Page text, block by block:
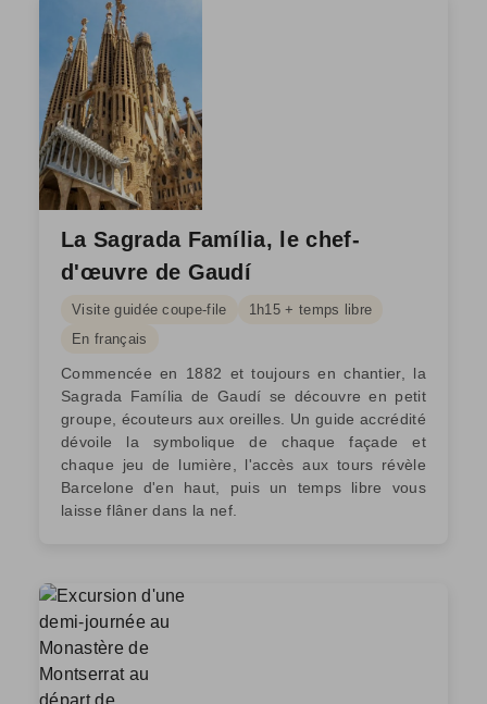
La Sagrada Família, le chef-
d'œuvre de Gaudí
Visite guidée coupe-file
1h15 + temps libre
En français
Commencée en 1882 et toujours en chantier, la
Sagrada Família de Gaudí se découvre en petit
groupe, écouteurs aux oreilles. Un guide accrédité
dévoile la symbolique de chaque façade et
chaque jeu de lumière, l'accès aux tours révèle
Barcelone d'en haut, puis un temps libre vous
laisse flâner dans la nef.